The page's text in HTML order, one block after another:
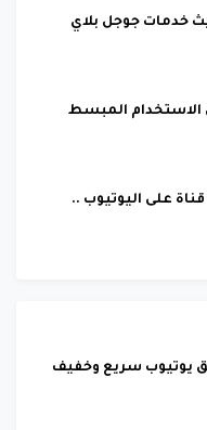
خدمات جوجل بلاي
الاستخدام المبسط
على اليوتيوب ..
يوتيوب سريع وخفيف